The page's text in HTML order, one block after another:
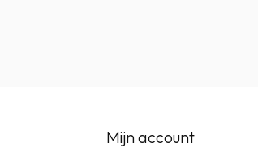
Mijn account